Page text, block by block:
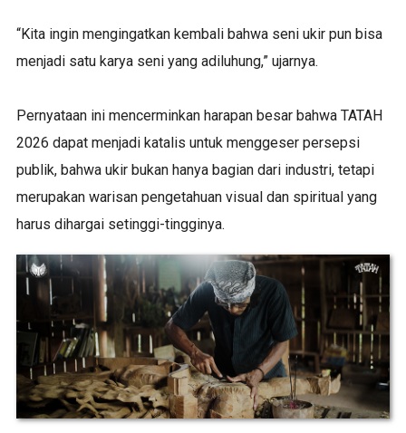
“Kita ingin mengingatkan kembali bahwa seni ukir pun bisa
menjadi satu karya seni yang adiluhung,” ujarnya.
Pernyataan ini mencerminkan harapan besar bahwa TATAH
2026 dapat menjadi katalis untuk menggeser persepsi
publik, bahwa ukir bukan hanya bagian dari industri, tetapi
merupakan warisan pengetahuan visual dan spiritual yang
harus dihargai setinggi-tingginya.